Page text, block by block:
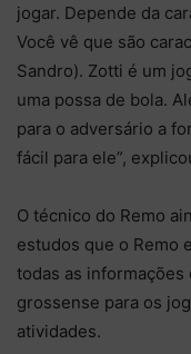
jogar. Depende da
Você vê que são
Sandro). Zotti é um
uma possa de bola.
para o adversário a
fácil para ele”,
O técnico do Remo
estudos que o Remo
todas as
grossense para os
atividades.